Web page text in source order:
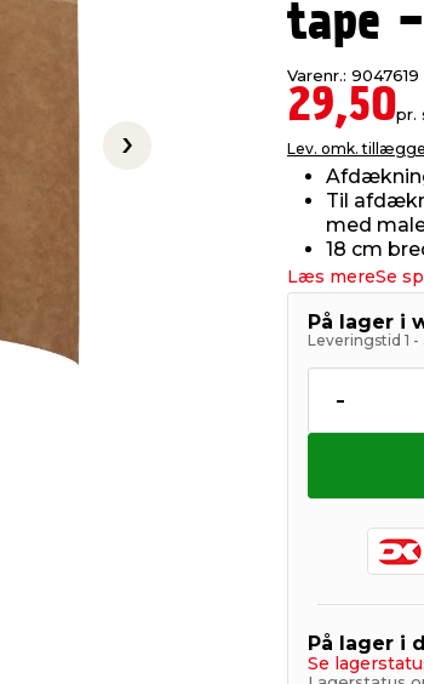
Next slide
tape
Varenr.: 9047619
29,50pr.
Lev. omk.
Til
med
18 cm
Læs mereSe
På lager i
Leveringstid 1
-
På lager i
Se